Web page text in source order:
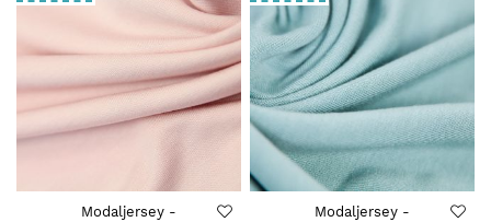
Modaljersey -
Modaljersey -